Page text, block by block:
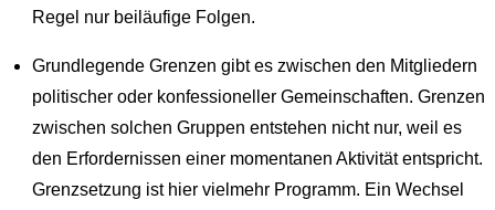
Regel nur beiläufige Folgen.
Grundlegende Grenzen gibt es zwischen den Mitgliedern
politischer oder konfessioneller Gemeinschaften. Grenzen
zwischen solchen Gruppen entstehen nicht nur, weil es
den Erfordernissen einer momentanen Aktivität entspricht.
Grenzsetzung ist hier vielmehr Programm. Ein Wechsel